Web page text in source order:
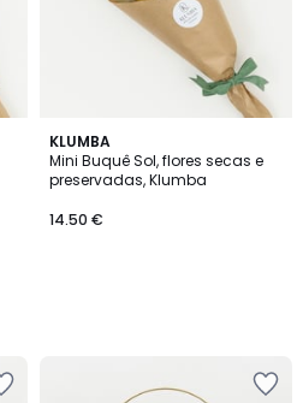
KLUMBA
Mini Buquê Sol, flores secas e
preservadas, Klumba
14.50 €